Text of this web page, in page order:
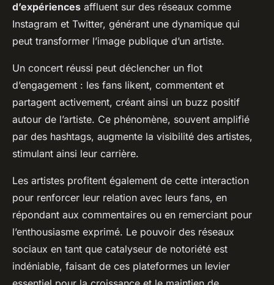
d’expériences affluent sur des réseaux comme
Instagram et Twitter, générant une dynamique qui
peut transformer l’image publique d’un artiste.
Un concert réussi peut déclencher un flot
d’engagement : les fans likent, commentent et
partagent activement, créant ainsi un buzz positif
autour de l’artiste. Ce phénomène, souvent amplifié
par des hashtags, augmente la visibilité des artistes,
stimulant ainsi leur carrière.
Les artistes profitent également de cette interaction
pour renforcer leur relation avec leurs fans, en
répondant aux commentaires ou en remerciant pour
l’enthousiasme exprimé. Le pouvoir des réseaux
sociaux en tant que catalyseur de notoriété est
indéniable, faisant de ces plateformes un levier